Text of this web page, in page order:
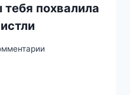
тебя похвалила